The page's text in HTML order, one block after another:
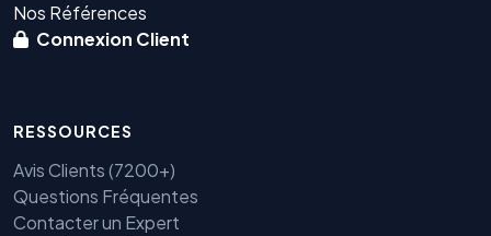
Nos Références
Connexion Client
RESSOURCES
Avis Clients (7200+)
Questions Fréquentes
Contacter un Expert